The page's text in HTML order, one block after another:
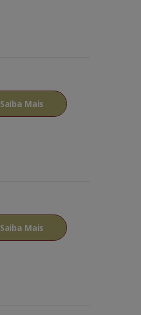
Saiba Mais
Saiba Mais